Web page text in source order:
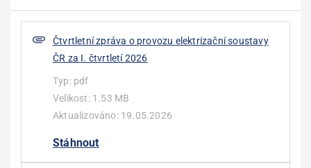
Čtvrtletní zpráva o provozu elektrizační soustavy
ČR za I. čtvrtletí 2026
Typ: pdf
Velikost: 1.53 MB
Aktualizováno: 19.05.2026
Stáhnout